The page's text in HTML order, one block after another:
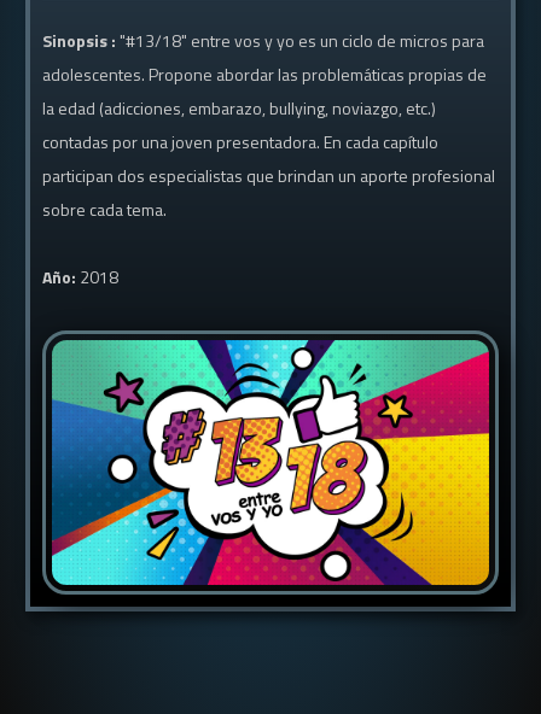
Sinopsis : "#13/18" entre vos y yo es un ciclo de micros para
adolescentes. Propone abordar las problemáticas propias de
la edad (adicciones, embarazo, bullying, noviazgo, etc.)
contadas por una joven presentadora. En cada capítulo
participan dos especialistas que brindan un aporte profesional
sobre cada tema.
Año: 2018